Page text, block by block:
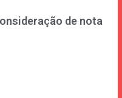
de nota